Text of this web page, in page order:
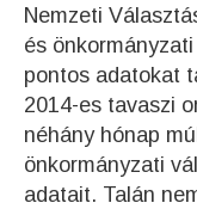
Nemzeti
és
pontos adatokat
2014-es tavaszi
néhány hónap
önkormányzati
adatait. Talán